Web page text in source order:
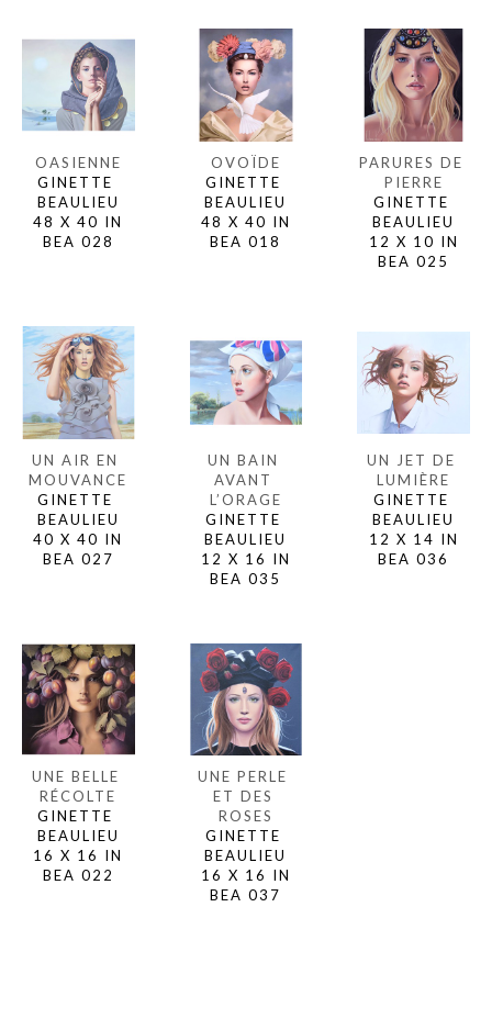
OASIENNE
GINETTE
BEAULIEU
48 X 40 IN
BEA 028
OVOÏDE
GINETTE
BEAULIEU
48 X 40 IN
BEA 018
PARURES DE
PIERRE
GINETTE
BEAULIEU
12 X 10 IN
BEA 025
UN AIR EN
MOUVANCE
GINETTE
BEAULIEU
40 X 40 IN
BEA 027
UN BAIN
AVANT
L’ORAGE
GINETTE
BEAULIEU
12 X 16 IN
BEA 035
UN JET DE
LUMIÈRE
GINETTE
BEAULIEU
12 X 14 IN
BEA 036
UNE BELLE
RÉCOLTE
GINETTE
BEAULIEU
16 X 16 IN
BEA 022
UNE PERLE
ET DES
ROSES
GINETTE
BEAULIEU
16 X 16 IN
BEA 037